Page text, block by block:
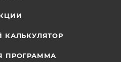
КАЛЬКУЛЯТОР
ПРОГРАММА